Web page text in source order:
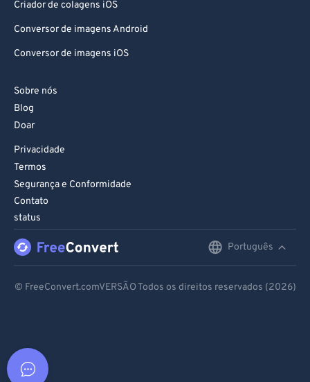
Criador de colagens iOS
Conversor de imagens Android
Conversor de imagens iOS
Sobre nós
Blog
Doar
Privacidade
Termos
Segurança e Conformidade
Contato
status
Português
© FreeConvert.comVERSÃO Todos os direitos reservados (2026)